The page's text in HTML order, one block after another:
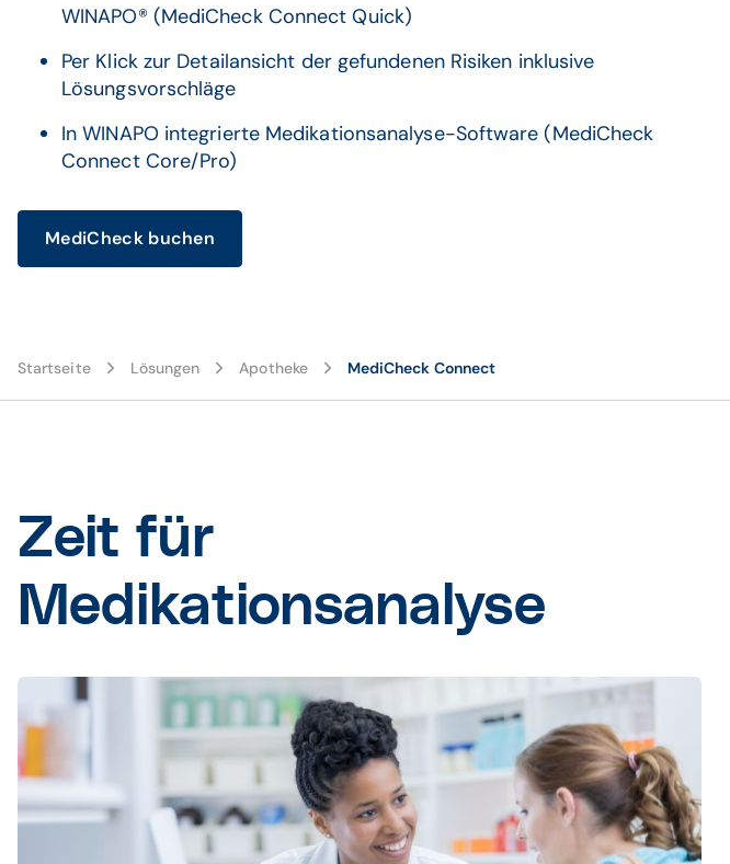
WINAPO® (MediCheck Connect Quick)
Per Klick zur Detailansicht der gefundenen Risiken inklusive
Lösungsvorschläge
In WINAPO integrierte Medikationsanalyse-Software (MediCheck
Connect Core/Pro)
MediCheck buchen
Startseite Lösungen Apotheke MediCheck Connect
Zeit für
Medikationsanalyse